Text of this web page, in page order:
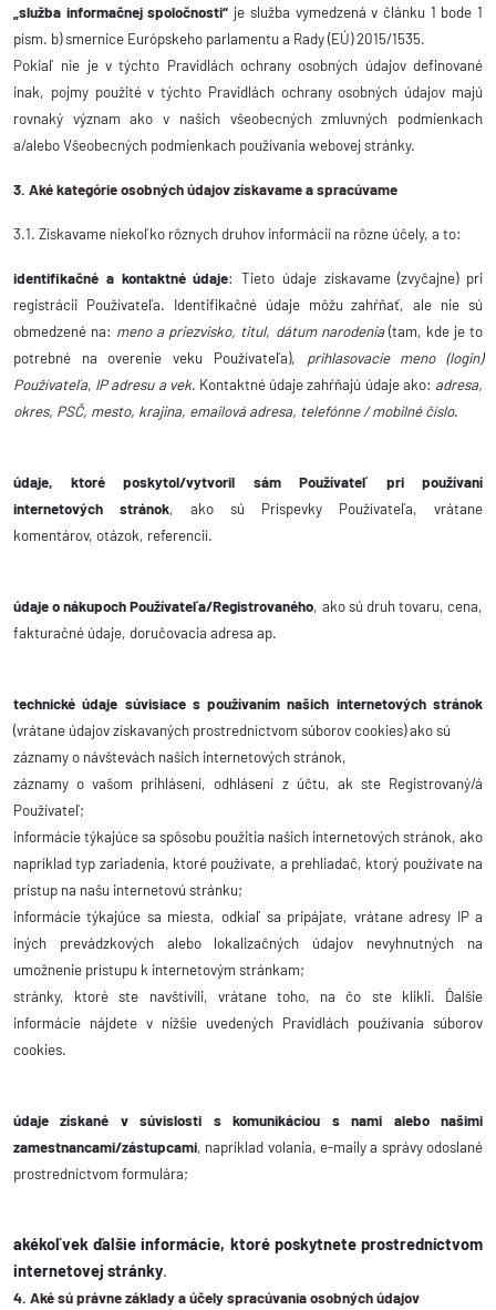
„služba informačnej spoločnosti“ je služba vymedzená v článku 1 bode 1
písm. b) smernice Európskeho parlamentu a Rady (EÚ) 2015/1535.
Pokiaľ nie je v týchto Pravidlách ochrany osobných údajov definované
inak, pojmy použité v týchto Pravidlách ochrany osobných údajov majú
rovnaký význam ako v našich všeobecných zmluvných podmienkach
a/alebo Všeobecných podmienkach používania webovej stránky.
3. Aké kategórie osobných údajov získavame a spracúvame
3.1. Získavame niekoľko rôznych druhov informácií na rôzne účely, a to:
identifikačné a kontaktné údaje: Tieto údaje získavame (zvyčajne) pri
registrácii Používateľa. Identifikačné údaje môžu zahŕňať, ale nie sú
obmedzené na: meno a priezvisko, titul, dátum narodenia(tam, kde je to
potrebné na overenie veku Používateľa), prihlasovacie meno (login)
Používateľa, IP adresu a vek. Kontaktné údaje zahŕňajú údaje ako: adresa,
okres, PSČ, mesto, krajina, emailová adresa, telefónne / mobilné číslo.
údaje, ktoré poskytol/vytvoril sám Používateľ pri používaní
internetových stránok, ako sú Príspevky Používateľa, vrátane
komentárov, otázok, referencií.
údaje o nákupoch Používateľa/Registrovaného, ako sú druh tovaru, cena,
fakturačné údaje, doručovacia adresa ap.
technické údaje súvisiace s používaním našich internetových stránok
(vrátane údajov získavaných prostredníctvom súborov cookies) ako sú
záznamy o návštevách našich internetových stránok,
záznamy o vašom prihlásení, odhlásení z účtu, ak ste Registrovaný/á
Používateľ;
informácie týkajúce sa spôsobu použitia našich internetových stránok, ako
napríklad typ zariadenia, ktoré používate, a prehliadač, ktorý používate na
prístup na našu internetovú stránku;
informácie týkajúce sa miesta, odkiaľ sa pripájate, vrátane adresy IP a
iných prevádzkových alebo lokalizačných údajov nevyhnutných na
umožnenie prístupu k internetovým stránkam;
stránky, ktoré ste navštívili, vrátane toho, na čo ste klikli. Ďalšie
informácie nájdete v nižšie uvedených Pravidlách používania súborov
cookies.
údaje získané v súvislosti s komunikáciou s nami alebo našimi
zamestnancami/zástupcami, napríklad volania, e-maily a správy odoslané
prostredníctvom formulára;
akékoľvek ďalšie informácie, ktoré poskytnete prostredníctvom
internetovej stránky.
4. Aké sú právne základy a účely spracúvania osobných údajov